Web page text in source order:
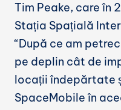
Tim Peake, care în
Stația Spațială
“După ce am
pe deplin cât de
locații îndepărtate
SpaceMobile în